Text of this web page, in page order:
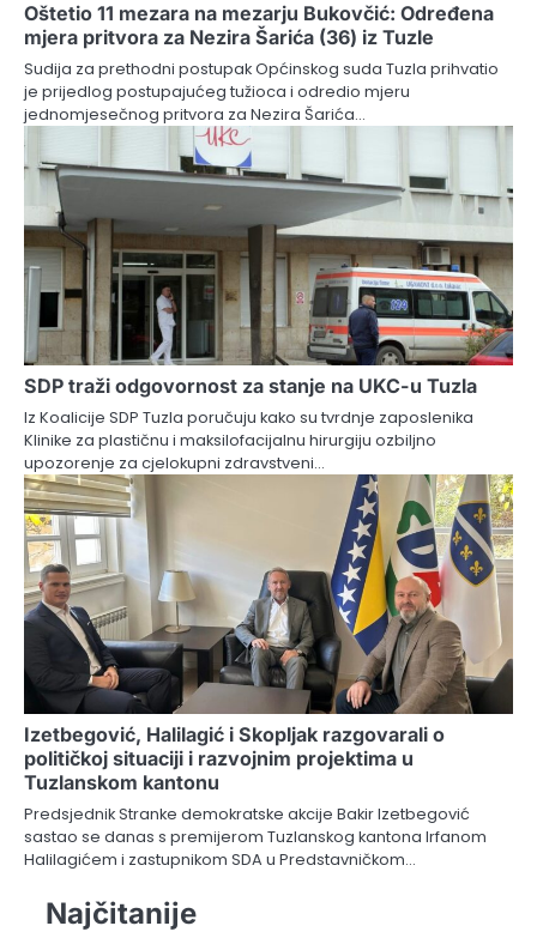
Oštetio 11 mezara na mezarju Bukovčić: Određena
mjera pritvora za Nezira Šarića (36) iz Tuzle
Sudija za prethodni postupak Općinskog suda Tuzla prihvatio
je prijedlog postupajućeg tužioca i odredio mjeru
jednomjesečnog pritvora za Nezira Šarića…
SDP traži odgovornost za stanje na UKC-u Tuzla
Iz Koalicije SDP Tuzla poručuju kako su tvrdnje zaposlenika
Klinike za plastičnu i maksilofacijalnu hirurgiju ozbiljno
upozorenje za cjelokupni zdravstveni…
Izetbegović, Halilagić i Skopljak razgovarali o
političkoj situaciji i razvojnim projektima u
Tuzlanskom kantonu
Predsjednik Stranke demokratske akcije Bakir Izetbegović
sastao se danas s premijerom Tuzlanskog kantona Irfanom
Halilagićem i zastupnikom SDA u Predstavničkom…
Najčitanije